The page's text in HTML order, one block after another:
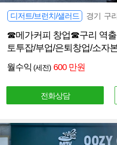
디저트/브런치/샐러드 경기 구
☎메가커피 창업☎구리 역출
토투잡/부업/은퇴창업/소자
월수익 (세전) 600 만원
전화상담